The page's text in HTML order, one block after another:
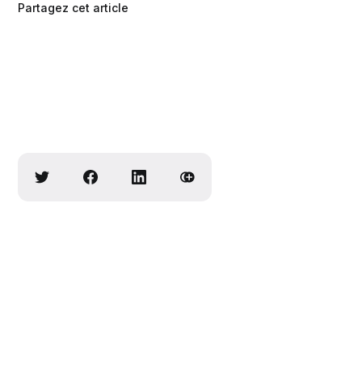
Partagez cet article